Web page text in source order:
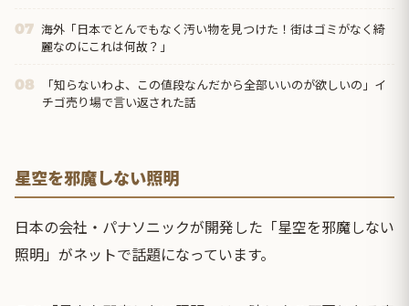
07 海外「日本でとんでもなく汚い物を見つけた！街はゴミがなく綺
麗なのにこれは何故？」
08
「知らないわよ、この値段なんだから全部いいのが欲しいの」イ
チゴ売り場で言い返された話
星空を邪魔しない照明
日本の会社・パナソニックが開発した「星空を邪魔しない
照明」がネットで話題になっています。